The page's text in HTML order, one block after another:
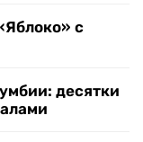
с
десятки